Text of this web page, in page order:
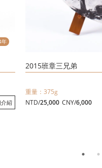
年
紹
2015班章三兄弟
重量：375g
NTD/25,000 CNY/6,000